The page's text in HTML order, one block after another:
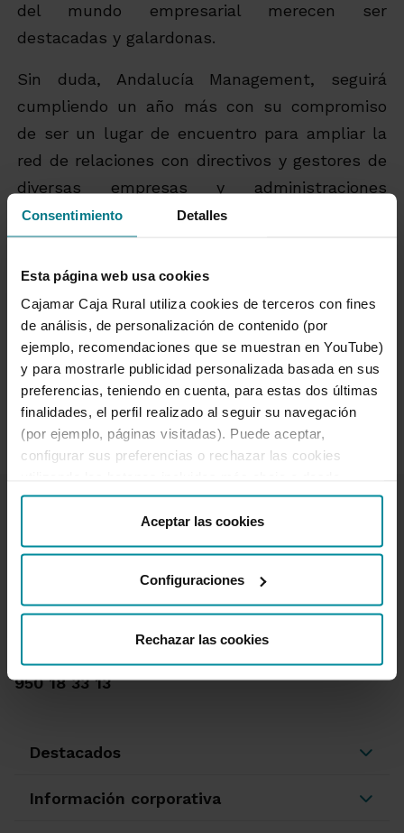
Consentimiento Detalles
Esta página web usa cookies
Cajamar Caja Rural utiliza cookies de terceros con fines
de análisis, de personalización de contenido (por
ejemplo, recomendaciones que se muestran en YouTube)
y para mostrarle publicidad personalizada basada en sus
preferencias, teniendo en cuenta, para estas dos últimas
finalidades, el perfil realizado al seguir su navegación
(por ejemplo, páginas visitadas). Puede aceptar,
configurar sus preferencias o rechazar las cookies
“Detalles”. También puede obtener más información, así
como cambiar el consentimiento en cualquier momento
desde nuestraPolítica de Cookies.
Aceptar las cookies
Configuraciones
Rechazar las cookies
del mundo empresarial merecen ser
destacadas y galardonas.
Sin duda, Andalucía Management, seguirá
cumpliendo un año más con su compromiso
de ser un lugar de encuentro para ampliar la
red de relaciones con directivos y gestores de
diversas empresas y administraciones
públicas. Una oportunidad extraordinaria para
el Networking y donde las reflexiones del día
sirvan de inspiración para la acción.
Más información
Quejas y reclamaciones
Oficinas y cajeros
Desbloqueo banca online
950 18 33 13
Destacados
Información corporativa